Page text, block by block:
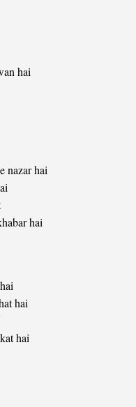
hai
nazar hai
hai
hai
hai